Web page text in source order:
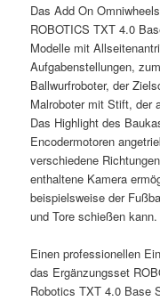
Das Add On
ROBOTICS TXT 4.0
Modelle mit
Aufgabenstellungen,
Ballwurfroboter, der
Malroboter mit Stift, der
Das Highlight des
Encodermotoren
verschiedene
enthaltene Kamera
beispielsweise der
und Tore schießen kann.
Einen professionellen
das Ergänzungsset
Robotics TXT 4.0 Base